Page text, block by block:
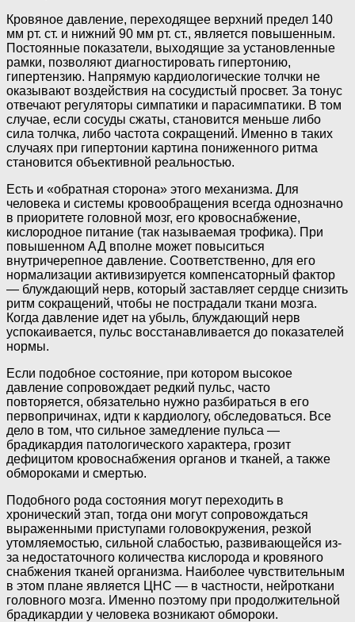
Кровяное давление, переходящее верхний предел 140
мм рт. ст. и нижний 90 мм рт. ст., является повышенным.
Постоянные показатели, выходящие за установленные
рамки, позволяют диагностировать гипертонию,
гипертензию. Напрямую кардиологические толчки не
оказывают воздействия на сосудистый просвет. За тонус
отвечают регуляторы симпатики и парасимпатики. В том
случае, если сосуды сжаты, становится меньше либо
сила толчка, либо частота сокращений. Именно в таких
случаях при гипертонии картина пониженного ритма
становится объективной реальностью.
Есть и «обратная сторона» этого механизма. Для
человека и системы кровообращения всегда однозначно
в приоритете головной мозг, его кровоснабжение,
кислородное питание (так называемая трофика). При
повышенном АД вполне может повыситься
внутричерепное давление. Соответственно, для его
нормализации активизируется компенсаторный фактор
— блуждающий нерв, который заставляет сердце снизить
ритм сокращений, чтобы не пострадали ткани мозга.
Когда давление идет на убыль, блуждающий нерв
успокаивается, пульс восстанавливается до показателей
нормы.
Если подобное состояние, при котором высокое
давление сопровождает редкий пульс, часто
повторяется, обязательно нужно разбираться в его
первопричинах, идти к кардиологу, обследоваться. Все
дело в том, что сильное замедление пульса —
брадикардия патологического характера, грозит
дефицитом кровоснабжения органов и тканей, а также
обмороками и смертью.
Подобного рода состояния могут переходить в
хронический этап, тогда они могут сопровождаться
выраженными приступами головокружения, резкой
утомляемостью, сильной слабостью, развивающейся из-
за недостаточного количества кислорода и кровяного
снабжения тканей организма. Наиболее чувствительным
в этом плане является ЦНС — в частности, нейроткани
головного мозга. Именно поэтому при продолжительной
брадикардии у человека возникают обмороки.